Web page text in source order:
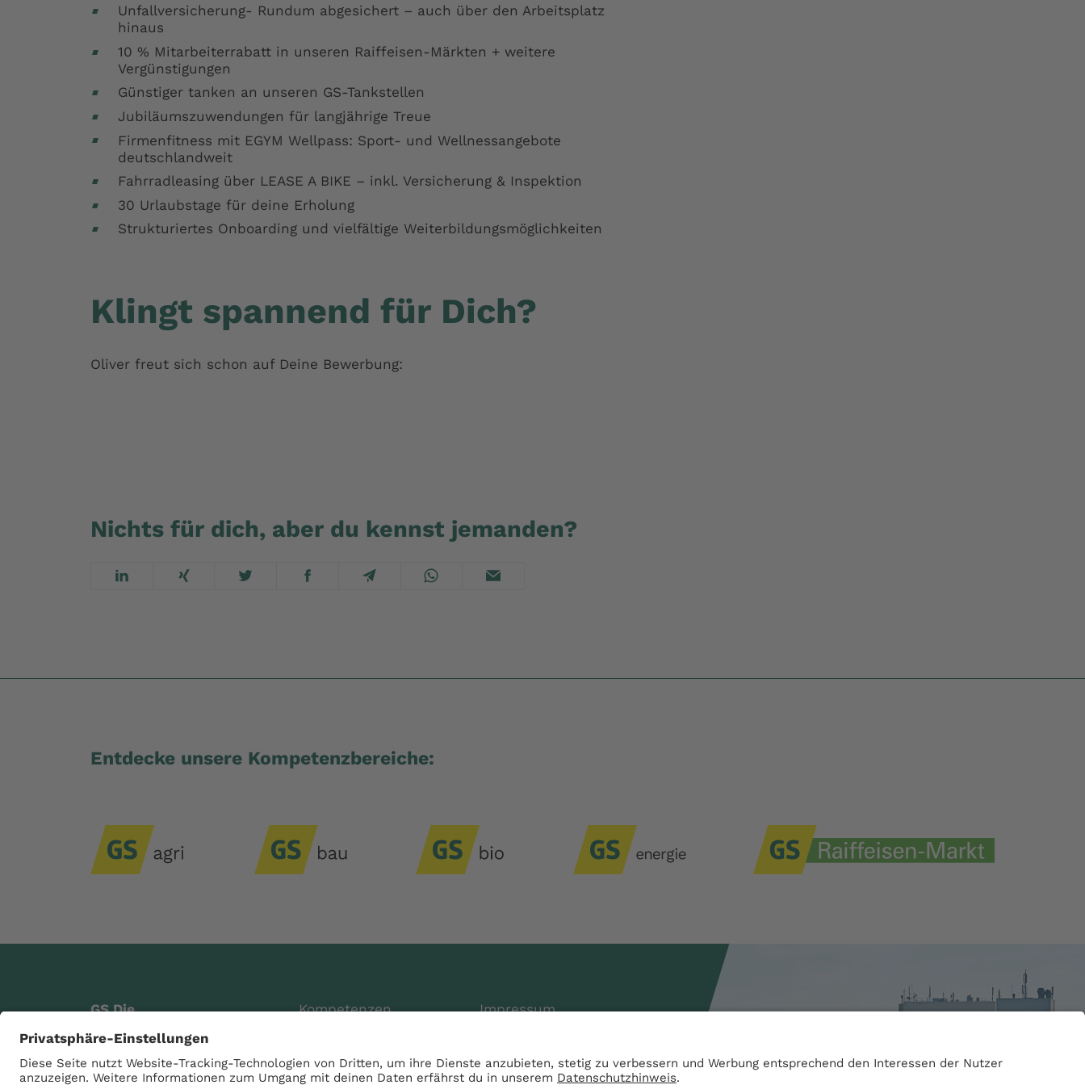
Unfallversicherung- Rundum abgesichert – auch über den Arbeitsplatz
hinaus
10 % Mitarbeiterrabatt in unseren Raiffeisen-Märkten + weitere
Vergünstigungen
Günstiger tanken an unseren GS-Tankstellen
Jubiläumszuwendungen für langjährige Treue
Firmenfitness mit EGYM Wellpass: Sport- und Wellnessangebote
deutschlandweit
Fahrradleasing über LEASE A BIKE – inkl. Versicherung & Inspektion
30 Urlaubstage für deine Erholung
Strukturiertes Onboarding und vielfältige Weiterbildungsmöglichkeiten
Klingt spannend für Dich?
Oliver freut sich schon auf Deine Bewerbung:
Nichts für dich, aber du kennst jemanden?
Entdecke unsere Kompetenzbereiche:
GS Die
Genossenschaft eG
Raiffeisenstraße 4
49685 Schneiderkrug
Kompetenzen
Über uns
Impressum
AGB